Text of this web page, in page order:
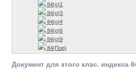
84(о)1
84(о)3
84(о)4
84(о)6
84(о)9
84(Пор)
Документ для этого клас. индекса